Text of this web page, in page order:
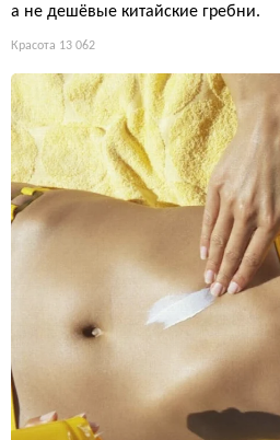
а не дешёвые китайские гребни.
Красота 13 062